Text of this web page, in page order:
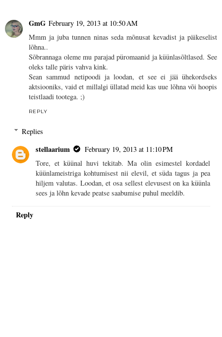
GmG February 19, 2013 at 10:50 AM
Mmm ja juba tunnen ninas seda mõnusat kevadist ja päikeselist
lõhna..
Sõbrannaga oleme mu parajad püromaanid ja küünlasõltlased. See
oleks talle päris vahva kink.
Sean sammud netipoodi ja loodan, et see ei jää ühekordseks
aktsiooniks, vaid et millalgi üllatad meid kas uue lõhna või hoopis
teistlaadi tootega. ;)
REPLY
Replies
stellaarium
February 19, 2013 at 11:10 PM
Tore, et küünal huvi tekitab. Ma olin esimestel kordadel
küünlameistriga kohtumisest nii elevil, et süda tagus ja pea
hiljem valutas. Loodan, et osa sellest elevusest on ka küünla
sees ja lõhn kevade peatse saabumise puhul meeldib.
Reply